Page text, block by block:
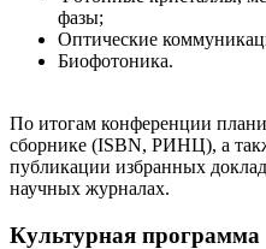
фазы;
Оптические
Биофотоника.
По итогам конференции
сборнике (ISBN, РИНЦ), а
публикации избранных
научных журналах.
Культурная программа